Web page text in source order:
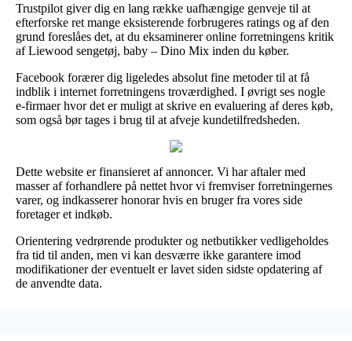
Trustpilot giver dig en lang række uafhængige genveje til at
efterforske ret mange eksisterende forbrugeres ratings og af den
grund foreslåes det, at du eksaminerer online forretningens kritik
af Liewood sengetøj, baby – Dino Mix inden du køber.
Facebook forærer dig ligeledes absolut fine metoder til at få
indblik i internet forretningens troværdighed. I øvrigt ses nogle
e-firmaer hvor det er muligt at skrive en evaluering af deres køb,
som også bør tages i brug til at afveje kundetilfredsheden.
Dette website er finansieret af annoncer. Vi har aftaler med
masser af forhandlere på nettet hvor vi fremviser forretningernes
varer, og indkasserer honorar hvis en bruger fra vores side
foretager et indkøb.
Orientering vedrørende produkter og netbutikker vedligeholdes
fra tid til anden, men vi kan desværre ikke garantere imod
modifikationer der eventuelt er lavet siden sidste opdatering af
de anvendte data.